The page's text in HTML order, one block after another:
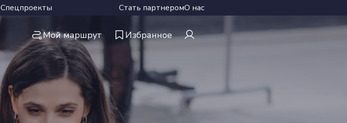
Спецпроекты Стать партнеромО нас
Мой маршрут Избранное